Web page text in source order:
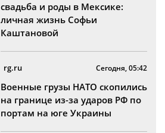
свадьба и роды в Мексике:
личная жизнь Софьи
Каштановой
rg.ru Сегодня, 05:42
Военные грузы НАТО скопились
на границе из-за ударов РФ по
портам на юге Украины